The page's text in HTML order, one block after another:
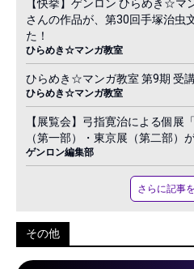
【快挙】ゲンロン ひらめき☆マ
さんの作品が、第30回手塚治虫
た！
ひらめき☆マンガ教室
ひらめき☆マンガ教室 第9期 受
ひらめき☆マンガ教室
【展覧会】弓指寛治による個展
（第一部）・東京展（第二部）
ゲンロン編集部
さらに記事
その他